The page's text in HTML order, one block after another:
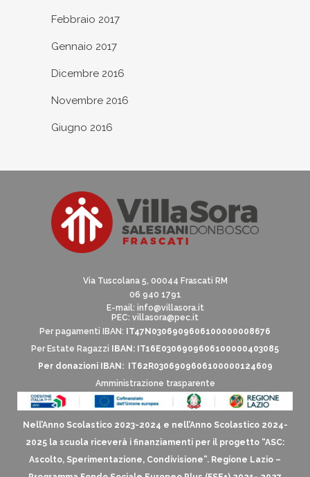
Febbraio 2017
Gennaio 2017
Dicembre 2016
Novembre 2016
Giugno 2016
Via Tuscolana 5, 00044 Frascati RM
06 940 1791
E-mail: info@villasora.it
PEC: villasora@pec.it
Per pagamenti IBAN:
IT47N0306909606100000008676
Per Estate Ragazzi
IBAN: IT16E0306909606100000403085
Per donazioni IBAN: IT62R0306909606100000124609
Amministrazione trasparente
Nell’Anno Scolastico 2023-2024 e nell’Anno Scolastico 2024-
2025 la scuola riceverà i finanziamenti per il progetto “ASC:
Ascolto, Sperimentazione, Condivisione”. Regione Lazio –